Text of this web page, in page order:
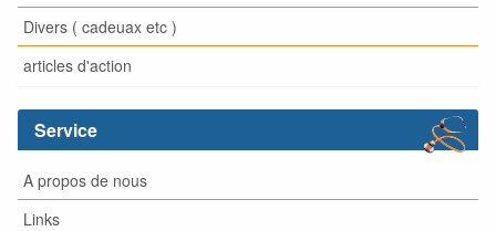
Divers ( cadeuax etc )
articles d'action
Service
A propos de nous
Links